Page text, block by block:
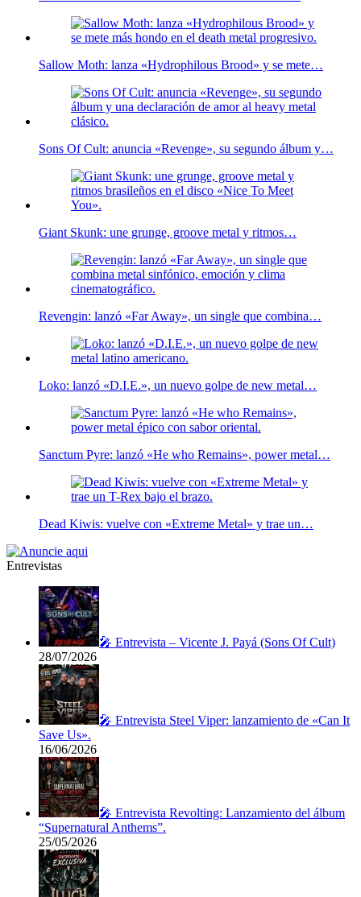
Sallow Moth: lanza «Hydrophilous Brood» y se mete…
Sons Of Cult: anuncia «Revenge», su segundo álbum y…
Giant Skunk: une grunge, groove metal y ritmos…
Revengin: lanzó «Far Away», un single que combina…
Loko: lanzó «D.I.E.», un nuevo golpe de new metal…
Sanctum Pyre: lanzó «He who Remains», power metal…
Dead Kiwis: vuelve con «Extreme Metal» y trae un…
Entrevistas
🎤 Entrevista – Vicente J. Payá (Sons Of Cult)
28/07/2026
🎤 Entrevista Steel Viper: lanzamiento de «Can It
Save Us».
16/06/2026
🎤 Entrevista Revolting: Lanzamiento del álbum
“Supernatural Anthems”.
25/05/2026